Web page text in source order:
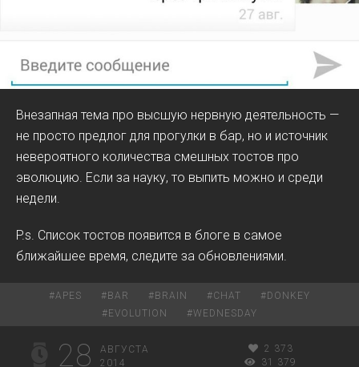
Внезапная тема про высшую нервную деятельность —
не просто предлог для прогулки в бар, но и источник
невероятного количества смешных тостов про
эволюцию. Если за науку, то выпить можно и среди
недели.
P.s. Список тостов появится в блоге в самое
ближайшее время, следите за обновлениями.
#APES # BAR # BRAIN #CHAT # DONKEY
# EVOLUTION #WEDNESDAY
28
АВГУСТА
2014
2 373
31 379